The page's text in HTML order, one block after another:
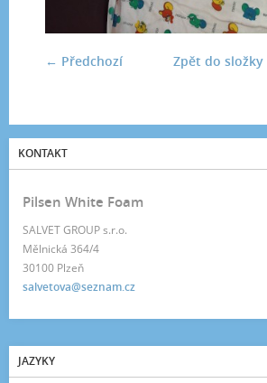
← Předchozí Zpět do složky
KONTAKT
Pilsen White Foam
SALVET GROUP s.r.o.
Mělnická 364/4
30100 Plzeň
salvetova@seznam.cz
JAZYKY